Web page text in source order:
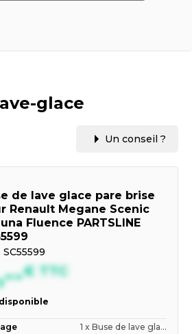
glace
Un conseil ?
de lave glace pare brise
Renault Megane Scenic
Fluence PARTSLINE
SC55599
€ TTC
1 x Buse de lave gla...